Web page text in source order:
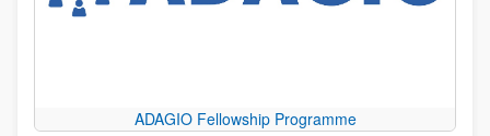
ADAGIO Fellowship Programme